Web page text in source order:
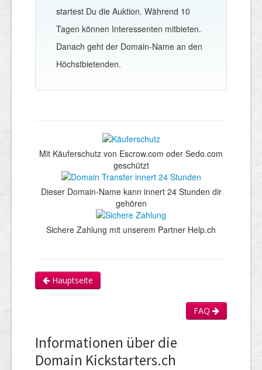
startest Du die Auktion. Während 10
Tagen können Interessenten mitbieten.
Danach geht der Domain-Name an den
Höchstbietenden.
Mit Käuferschutz von Escrow.com oder Sedo.com
geschützt
Dieser Domain-Name kann innert 24 Stunden dir
gehören
Sichere Zahlung mit unserem Partner Help.ch
Hauptseite
FAQ
Informationen über die
Domain Kickstarters.ch